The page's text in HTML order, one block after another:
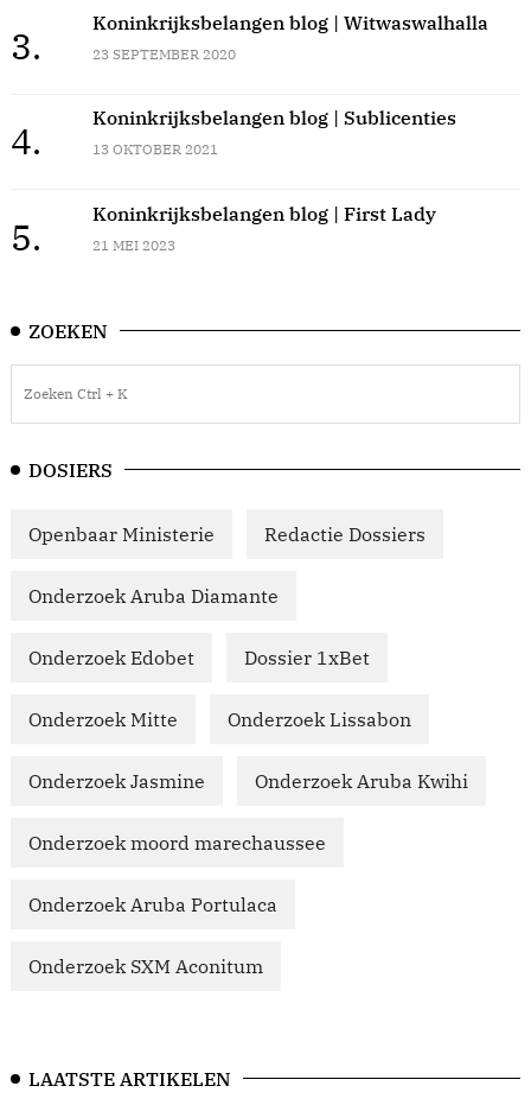
3.
Koninkrijksbelangen blog | Witwaswalhalla
23 SEPTEMBER 2020
4.
Koninkrijksbelangen blog | Sublicenties
13 OKTOBER 2021
5.
Koninkrijksbelangen blog | First Lady
21 MEI 2023
ZOEKEN
DOSIERS
Openbaar Ministerie Redactie Dossiers
Onderzoek Aruba Diamante
Onderzoek Edobet Dossier 1xBet
Onderzoek Mitte Onderzoek Lissabon
Onderzoek Jasmine Onderzoek Aruba Kwihi
Onderzoek moord marechaussee
Onderzoek Aruba Portulaca
Onderzoek SXM Aconitum
LAATSTE ARTIKELEN